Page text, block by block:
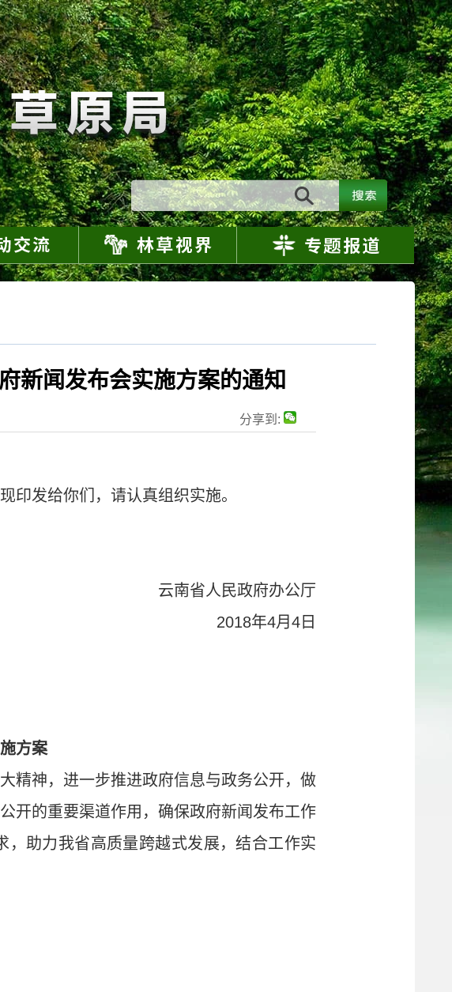
新闻发布会实施方案的通知
分享到:
印发给你们，请认真组织实施。
云南省人民政府办公厅
2018年4月4日
方案
精神，进一步推进政府信息与政务公开，做
开的重要渠道作用，确保政府新闻发布工作
助力我省高质量跨越式发展，结合工作实